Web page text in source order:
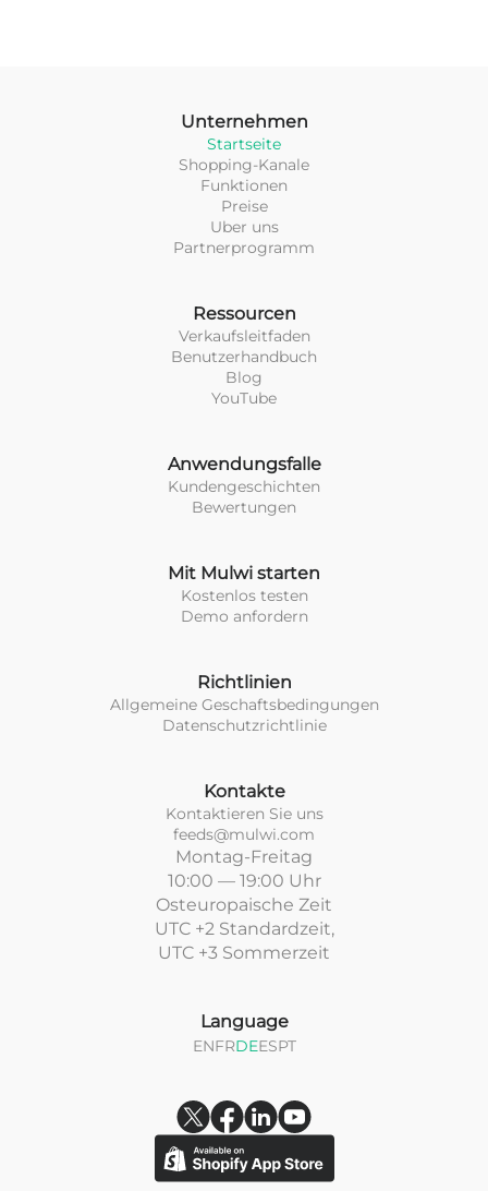
Unternehmen
Startseite
Shopping-Kanale
Funktionen
Preise
Uber uns
Partnerprogramm
Ressourcen
Verkaufsleitfaden
Benutzerhandbuch
Blog
YouTube
Anwendungsfalle
Kundengeschichten
Bewertungen
Kontakte
Kontaktieren Sie uns
feeds@mulwi.com
Montag-Freitag
10:00 — 19:00 Uhr
Osteuropaische Zeit
UTC +2 Standardzeit,
UTC +3 Sommerzeit
Richtlinien
Allgemeine Geschaftsbedingungen
Datenschutzrichtlinie
Mit Mulwi starten
Kostenlos testen
Demo anfordern
Language
ENFRDEESPT